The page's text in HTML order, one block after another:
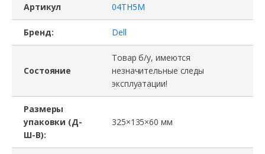
Артикул 04TH5M
Бренд: Dell
Состояние
Товар б/у, имеются
незначительные следы
эксплуатации!
Размеры
упаковки (Д-
Ш-В):
325×135×60 мм